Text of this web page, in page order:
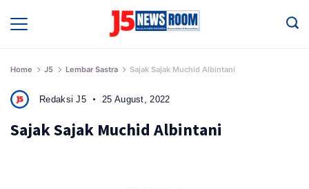
Home J5 Lembar Sastra Sajak Sajak Muchid Albintani
Redaksi J5 25 August, 2022
Sajak Sajak Muchid Albintani